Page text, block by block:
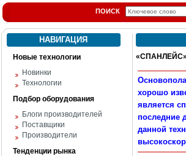
ПОИСК
НАВИГАЦИЯ
Новые технологии
Новинки
Технологии
Подбор оборудования
Блоги производителей
Поставщики
Производители
Тенденции рынка
О
хорошо
является
последние
данной